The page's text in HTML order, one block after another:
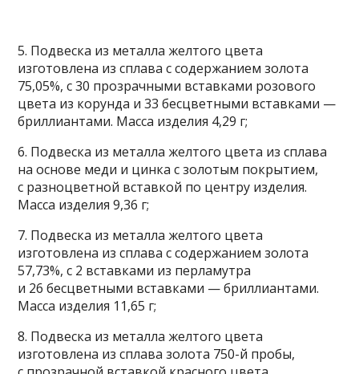
5. Подвеска из металла желтого цвета
изготовлена из сплава с содержанием золота
75,05%, с 30 прозрачными вставками розового
цвета из корунда и 33 бесцветными вставками —
бриллиантами. Масса изделия 4,29 г;
6. Подвеска из металла желтого цвета из сплава
на основе меди и цинка с золотым покрытием,
с разноцветной вставкой по центру изделия.
Масса изделия 9,36 г;
7. Подвеска из металла желтого цвета
изготовлена из сплава с содержанием золота
57,73%, с 2 вставками из перламутра
и 26 бесцветными вставками — бриллиантами.
Масса изделия 11,65 г;
8. Подвеска из металла желтого цвета
изготовлена из сплава золота 750-й пробы,